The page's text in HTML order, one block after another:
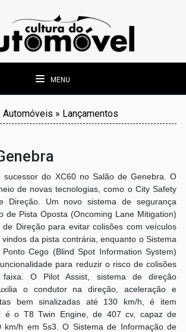
MENU
Automóveis » Lançamentos
sucessor do XC60 no Salão de Genebra. O
de novas tecnologias, como o City Safety
Direção. Um novo sistema de segurança
de Pista Oposta (Oncoming Lane Mitigation)
de Direção para evitar colisões com veículos
da pista contrária, enquanto o Sistema
Cego (Blind Spot Information System)
para reduzir o risco de colisões
O Pilot Assist, sistema de direção
o condutor na direção, aceleração e
bem sinalizadas até 130 km/h, é item
é o T8 Twin Engine, de 407 cv, capaz de
km/h em 5s3.O Sistema de Informação de